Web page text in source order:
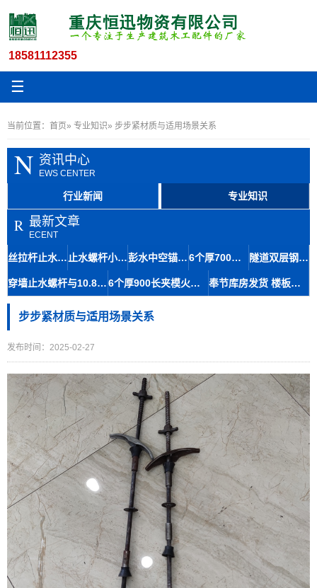
18581112355
☰
当前位置： 首页» 专业知识» 步步紧材质与适用场景关系
N 资讯中心
EWS CENTER
行业新闻 专业知识
R 最新文章
ECENT
丝拉杆止水12.5与木工丝杆套管在地铁修建中的材料应用及石柱存储便捷性 止水螺杆小14丝杆木工房屋建筑材料九龙坡区生产速度快 彭水中空锚杆及14.5粗牙对拉螺杆止水拉杆螺栓快速生产技术 6个厚700长步步紧头工地建始火钩厂家扒钩型夹具专业知识 隧道双层钢筋马凳筋8-110工艺成熟间距稳定铜仁库房发货
穿墙止水螺杆与10.8对拉丝杆在大坝施工中的应用及体积优势 6个厚900长夹模火钩建筑专用夹具南江丝杆厂家规格齐全 奉节库房发货 楼板马镫人字形马凳6-140 成本经济提升结构强度
步步紧材质与适用场景关系
发布时间：2025-02-27